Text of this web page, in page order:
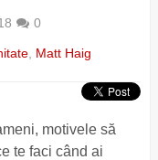
0
, Matt Haig
motivele să
te faci când ai